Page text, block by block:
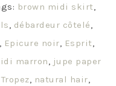
brown midi skirt,
, débardeur côtelé,
, Epicure noir, Esprit,
marron, jupe paper
, natural hair,